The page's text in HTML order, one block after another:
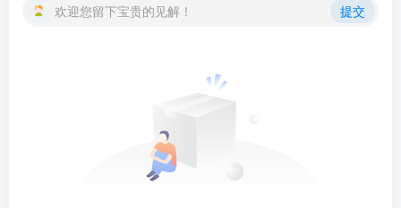
欢迎您留下宝贵的见解！ 提交